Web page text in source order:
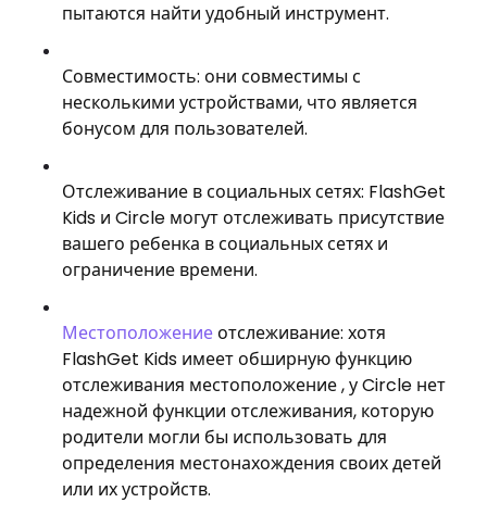
пытаются найти удобный инструмент.
Совместимость: они совместимы с
несколькими устройствами, что является
бонусом для пользователей.
Отслеживание в социальных сетях: FlashGet
Kids и Circle могут отслеживать присутствие
вашего ребенка в социальных сетях и
ограничение времени.
Местоположениеотслеживание: хотя
FlashGet Kids имеет обширную функцию
отслеживания местоположение , у Circle нет
надежной функции отслеживания, которую
родители могли бы использовать для
определения местонахождения своих детей
или их устройств.